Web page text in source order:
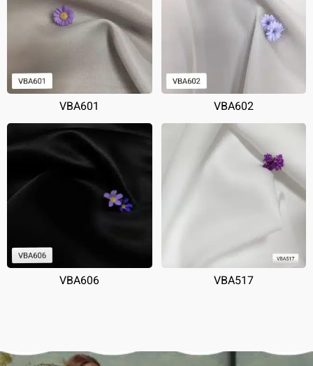
VBA602
VBA601
VBA517
VBA606